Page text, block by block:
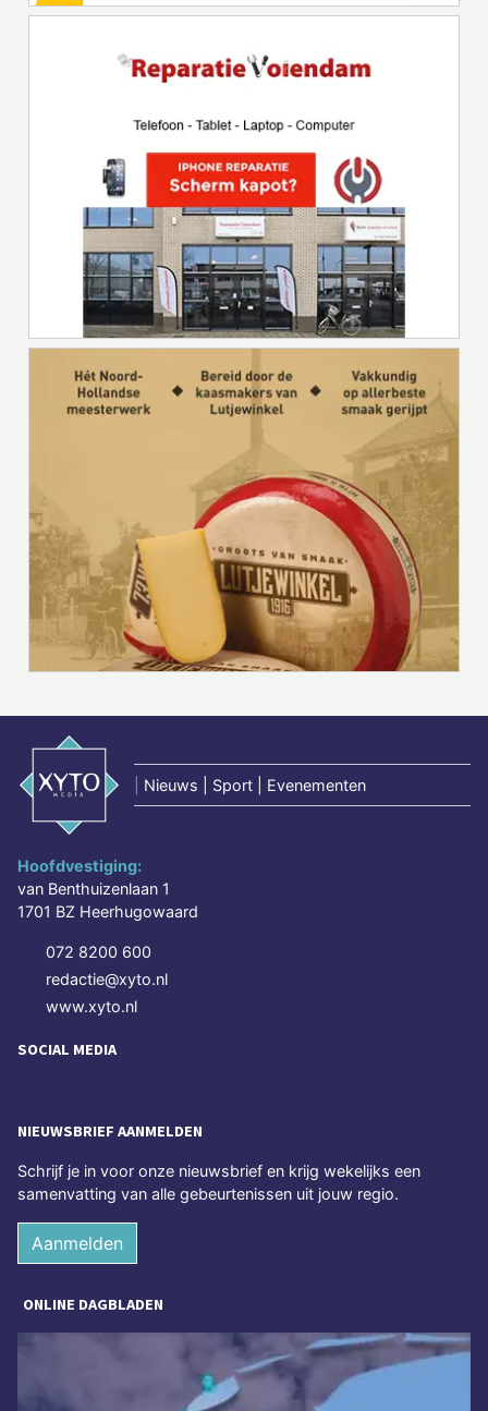
Nieuws | Sport | Evenementen
Hoofdvestiging:
van Benthuizenlaan 1
1701 BZ Heerhugowaard
072 8200 600
redactie@xyto.nl
www.xyto.nl
SOCIAL MEDIA
NIEUWSBRIEF AANMELDEN
Schrijf je in voor onze nieuwsbrief en krijg wekelijks een
samenvatting van alle gebeurtenissen uit jouw regio.
Aanmelden
ONLINE DAGBLADEN